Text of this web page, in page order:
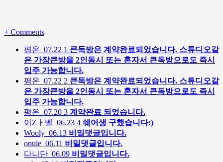
+ Comments
평온 07.22 1 큰독방은 계약완료되었습니다. 스튜디오같
은 가장큰방을 2인동시 또는 혼자서 큰독방으로도 즉시
입주 가능합니다.
평온 07.22 2 큰독방은 계약완료되었습니다. 스튜디오같
은 가장큰방을 2인동시 또는 혼자서 큰독방으로도 즉시
입주 가능합니다.
평온 07.20 3 계약완료 되었습니다.
이Zㅏ벨 06.23 4 쉐어생 구했습니다:)
Wooly 06.13 비밀댓글입니다.
onule 06.11 비밀댓글입니다.
다니단 06.09 비밀댓글입니다.